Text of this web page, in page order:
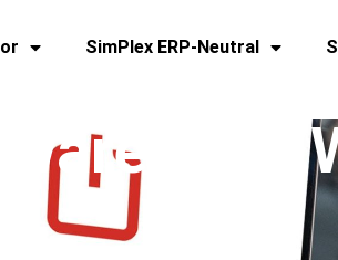
SimPlex ERP-Neutral
der